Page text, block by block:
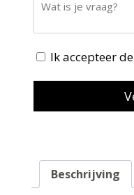
Ik accepteer de
Beschrijving